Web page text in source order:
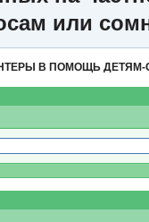
или
В ПОМОЩЬ